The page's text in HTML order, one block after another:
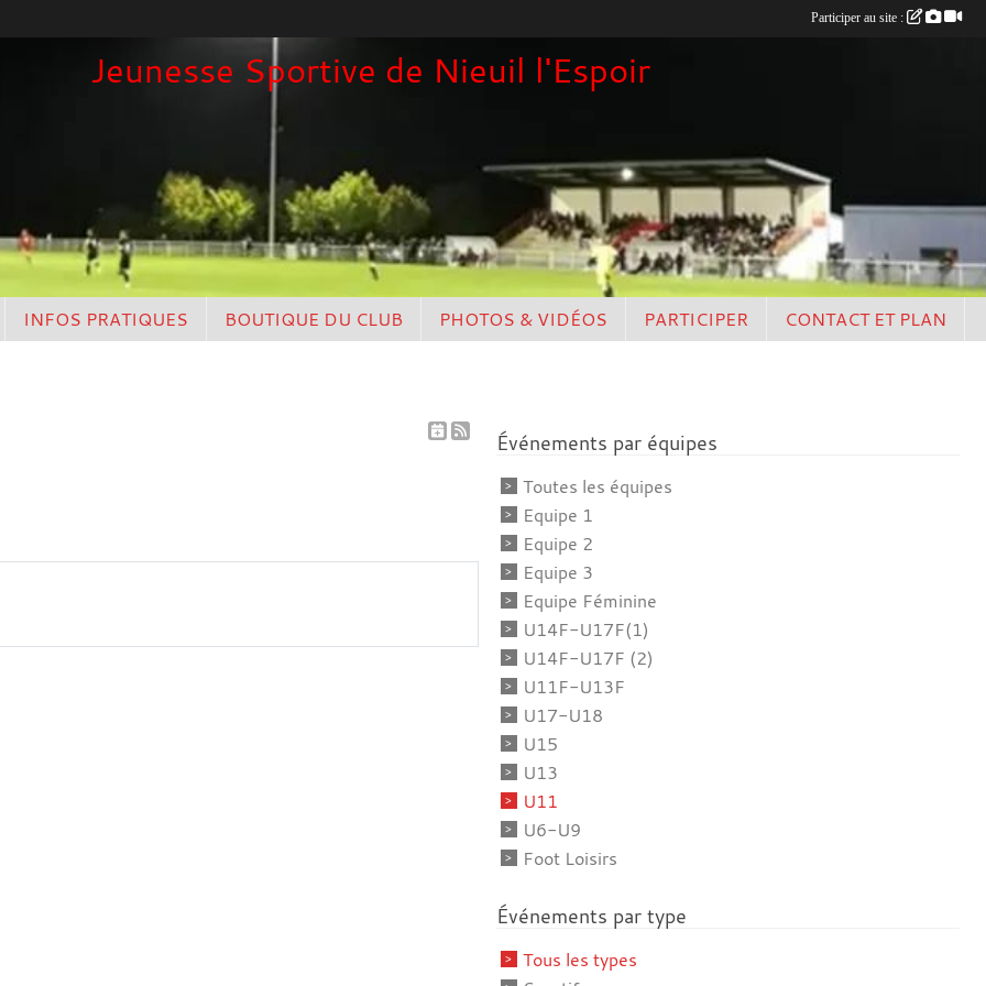
Jeunesse Sportive de Nieuil l'Espoir
INFOS PRATIQUES BOUTIQUE DU CLUB PHOTOS & VIDÉOS PARTICIPER CONTACT ET PLAN
Événements par équipes
Toutes les équipes
Equipe 1
Equipe 2
Equipe 3
Equipe Féminine
U14F-U17F(1)
U14F-U17F (2)
U11F-U13F
U17-U18
U15
U13
U11
U6-U9
Foot Loisirs
Événements par type
Tous les types
Participer au site :